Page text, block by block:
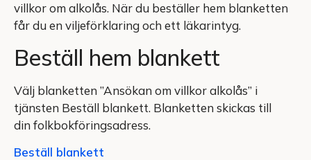
villkor om alkolås. När du beställer hem blanketten
får du en viljeförklaring och ett läkarintyg.
Beställ hem blankett
Välj blanketten ”Ansökan om villkor alkolås” i
tjänsten Beställ blankett. Blanketten skickas till
din folkbokföringsadress.
Beställ blankett